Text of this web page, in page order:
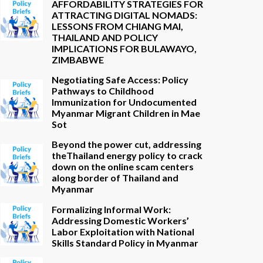
AFFORDABILITY STRATEGIES FOR
ATTRACTING DIGITAL NOMADS:
LESSONS FROM CHIANG MAI,
THAILAND AND POLICY
IMPLICATIONS FOR BULAWAYO,
ZIMBABWE
Negotiating Safe Access: Policy
Pathways to Childhood
Immunization for Undocumented
Myanmar Migrant Children in Mae
Sot
Beyond the power cut, addressing
theThailand energy policy to crack
down on the online scam centers
along border of Thailand and
Myanmar
Formalizing Informal Work:
Addressing Domestic Workers’
Labor Exploitation with National
Skills Standard Policy in Myanmar